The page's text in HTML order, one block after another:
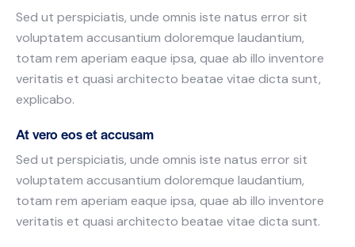
Sed ut perspiciatis, unde omnis iste natus error sit
voluptatem accusantium doloremque laudantium,
totam rem aperiam eaque ipsa, quae ab illo inventore
veritatis et quasi architecto beatae vitae dicta sunt,
explicabo.
At vero eos et accusam
Sed ut perspiciatis, unde omnis iste natus error sit
voluptatem accusantium doloremque laudantium,
totam rem aperiam eaque ipsa, quae ab illo inventore
veritatis et quasi architecto beatae vitae dicta sunt.